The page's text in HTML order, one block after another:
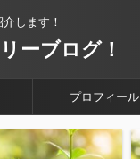
します！
ーブログ！
プロフィール